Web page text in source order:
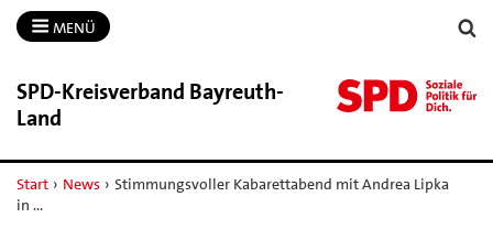
MENÜ
SPD-​Kreisverband Bayreuth-​
Land
Start › News › Stimmungsvoller Kabarettabend mit Andrea Lipka
in …